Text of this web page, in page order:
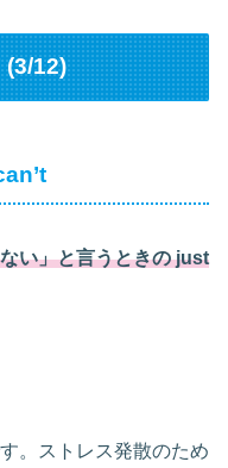
(3/12)
い」と言うときの just
。ストレス発散のため